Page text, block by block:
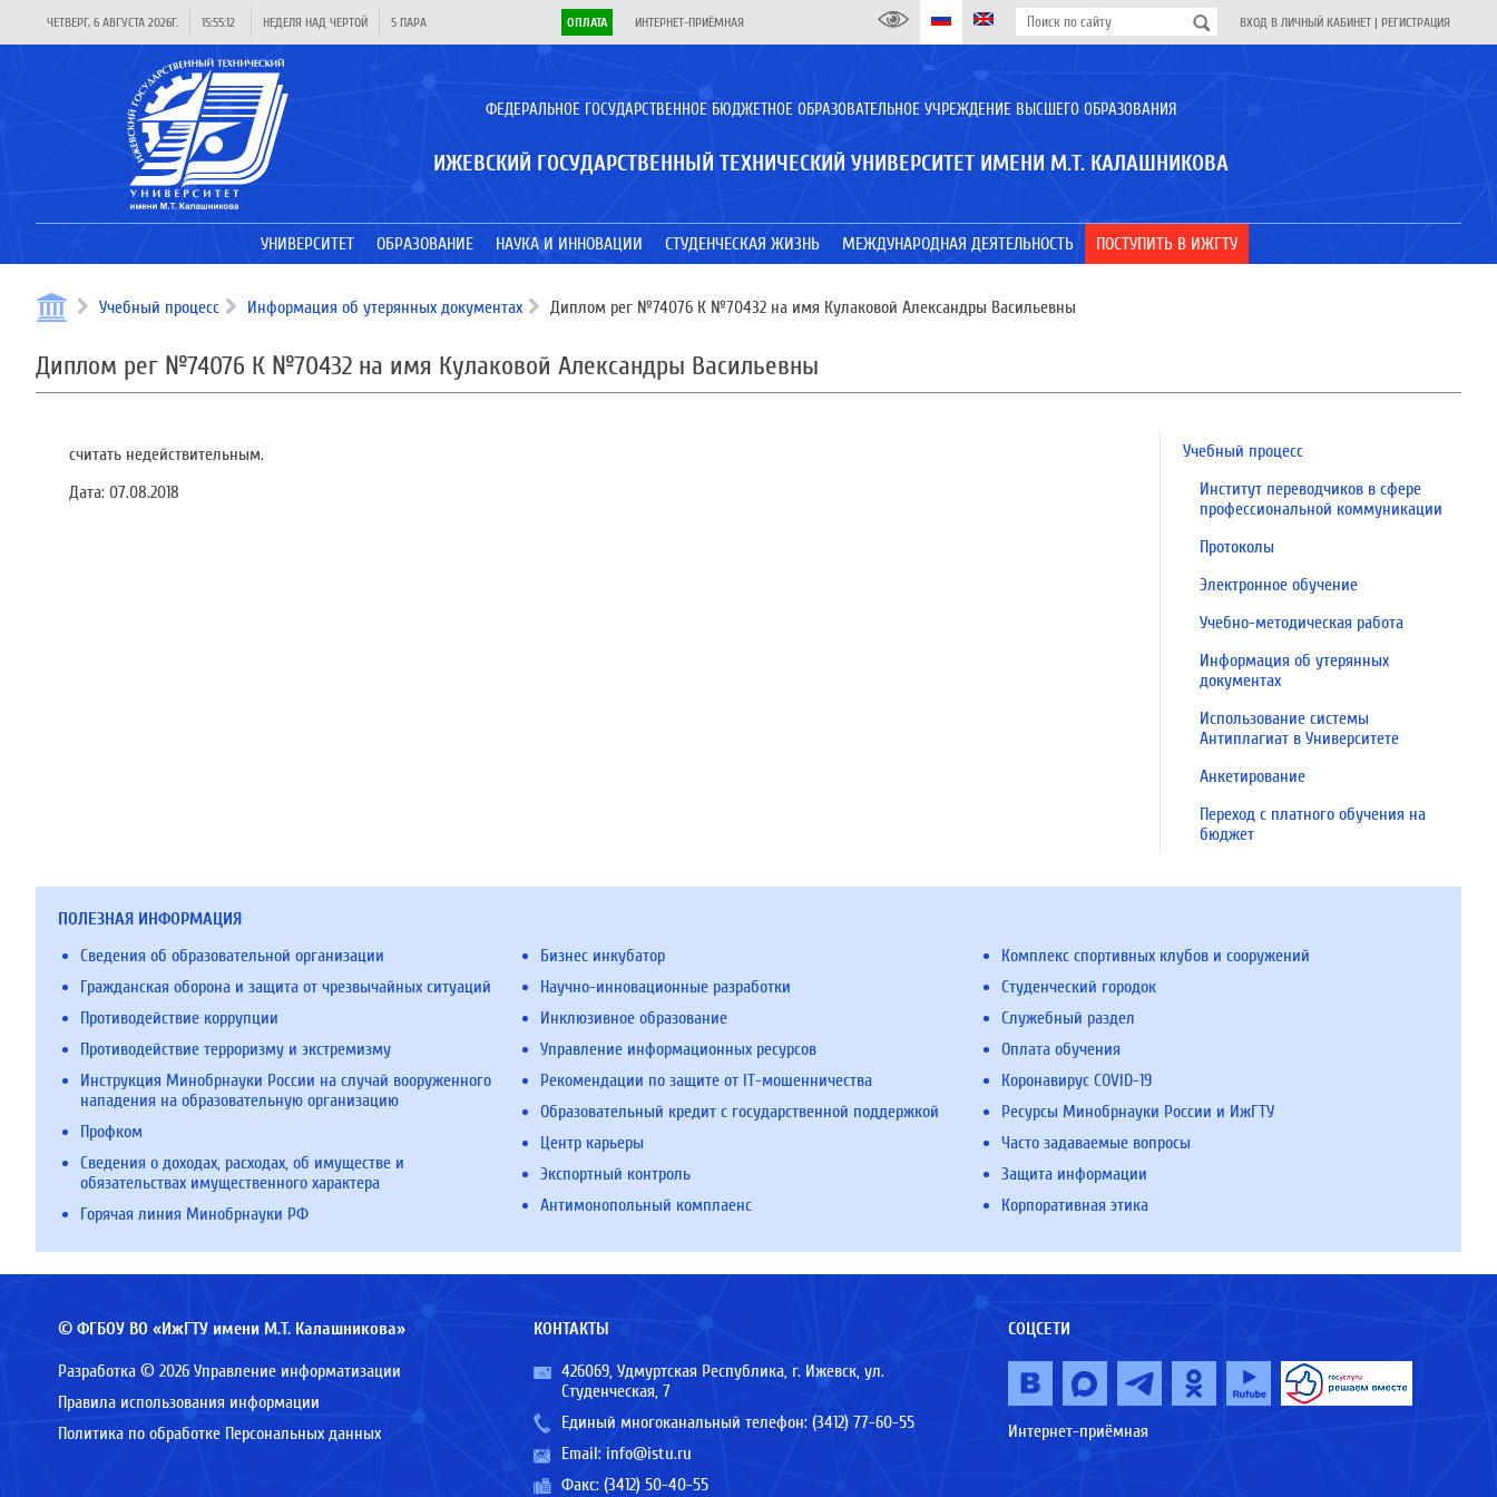
ЧЕТВЕРГ, 6 АВГУСТА 2026Г. 15:55:12 НЕДЕЛЯ НАД ЧЕРТОЙ 5 ПАРА ОПЛАТА ИНТЕРНЕТ-ПРИЁМНАЯ ВХОД В ЛИЧНЫЙ КАБИНЕТ | РЕГИСТРАЦИЯ
ФЕДЕРАЛЬНОЕ ГОСУДАРСТВЕННОЕ БЮДЖЕТНОЕ ОБРАЗОВАТЕЛЬНОЕ УЧРЕЖДЕНИЕ ВЫСШЕГО ОБРАЗОВАНИЯ
ИЖЕВСКИЙ ГОСУДАРСТВЕННЫЙ ТЕХНИЧЕСКИЙ УНИВЕРСИТЕТ ИМЕНИ М.Т. КАЛАШНИКОВА
УНИВЕРСИТЕТ ОБРАЗОВАНИЕ НАУКА И ИННОВАЦИИ СТУДЕНЧЕСКАЯ ЖИЗНЬ МЕЖДУНАРОДНАЯ ДЕЯТЕЛЬНОСТЬ ПОСТУПИТЬ В ИЖГТУ
Учебный процесс Информация об утерянных документах Диплом рег №74076 К №70432 на имя Кулаковой Александры Васильевны
Диплом рег №74076 К №70432 на имя Кулаковой Александры Васильевны
считать недействительным.
Дата: 07.08.2018
Учебный процесс
Институт переводчиков в сфере
профессиональной коммуникации
Протоколы
Электронное обучение
Учебно-методическая работа
Информация об утерянных
документах
Использование системы
Антиплагиат в Университете
Анкетирование
Переход с платного обучения на
бюджет
ПОЛЕЗНАЯ ИНФОРМАЦИЯ
Сведения об образовательной организации
Гражданская оборона и защита от чрезвычайных ситуаций
Противодействие коррупции
Противодействие терроризму и экстремизму
Инструкция Минобрнауки России на случай вооруженного
нападения на образовательную организацию
Профком
Сведения о доходах, расходах, об имуществе и
обязательствах имущественного характера
Горячая линия Минобрнауки РФ
Бизнес инкубатор
Научно-инновационные разработки
Инклюзивное образование
Управление информационных ресурсов
Рекомендации по защите от IT-мошенничества
Образовательный кредит с государственной поддержкой
Центр карьеры
Экспортный контроль
Антимонопольный комплаенс
Комплекс спортивных клубов и сооружений
Студенческий городок
Служебный раздел
Оплата обучения
Коронавирус COVID-19
Ресурсы Минобрнауки России и ИжГТУ
Часто задаваемые вопросы
Защита информации
Корпоративная этика
© ФГБОУ ВО «ИжГТУ имени М.Т. Калашникова»
Разработка © 2026 Управление информатизации
Правила использования информации
Политика по обработке Персональных данных
КОНТАКТЫ
426069, Удмуртская Республика, г. Ижевск, ул.
Студенческая, 7
Единый многоканальный телефон: (3412) 77-60-55
Email: info@istu.ru
Факс: (3412) 50-40-55
СОЦСЕТИ
Интернет-приёмная